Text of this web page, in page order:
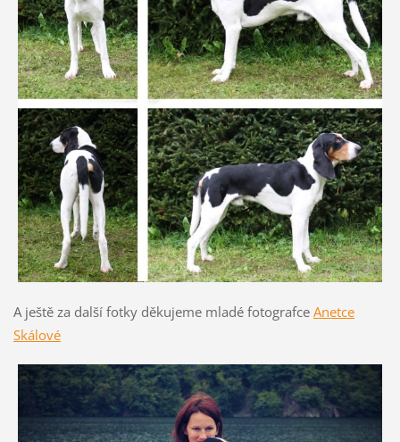
A ještě za další fotky děkujeme mladé fotografce Anetce
Skálové